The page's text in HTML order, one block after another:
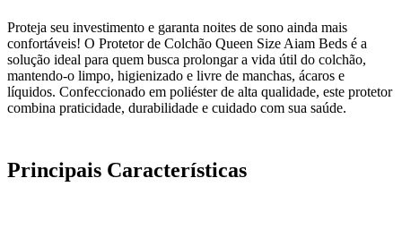
Proteja seu investimento e garanta noites de sono ainda mais
confortáveis! O Protetor de Colchão Queen Size Aiam Beds é a
solução ideal para quem busca prolongar a vida útil do colchão,
mantendo-o limpo, higienizado e livre de manchas, ácaros e
líquidos. Confeccionado em poliéster de alta qualidade, este protetor
combina praticidade, durabilidade e cuidado com sua saúde.
Principais Características